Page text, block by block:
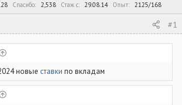
л
Спасибо 2,538 Стаж c 29.08.14 Опыт 2125/168
#1
новые ставки по вкладам